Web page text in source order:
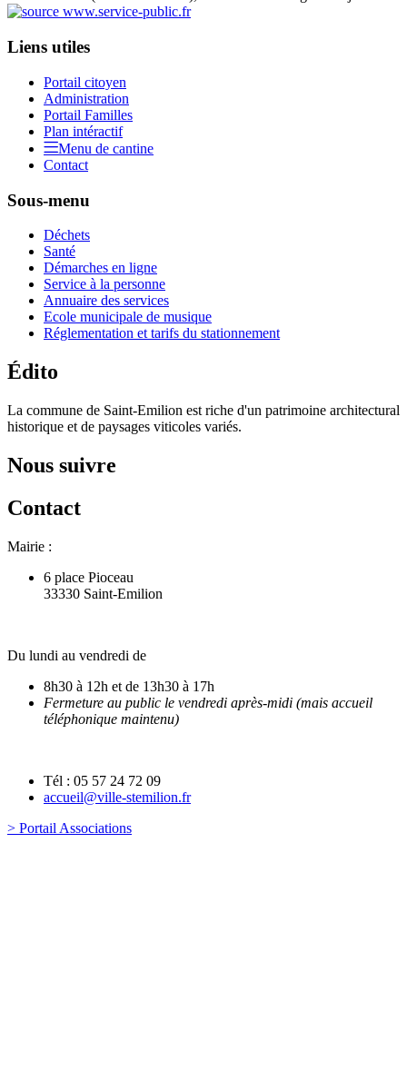
Liens utiles
Portail citoyen
Administration
Portail Familles
Plan intéractif
Menu de cantine
Contact
Sous-menu
Déchets
Santé
Démarches en ligne
Service à la personne
Annuaire des services
Ecole municipale de musique
Réglementation et tarifs du stationnement
Édito
La commune de Saint-Emilion est riche d'un patrimoine architectural
historique et de paysages viticoles variés.
Nous suivre
Contact
Mairie :
6 place Pioceau
33330 Saint-Emilion
Du lundi au vendredi de
8h30 à 12h et de 13h30 à 17h
Fermeture au public le vendredi après-midi (mais accueil
téléphonique maintenu)
Tél : 05 57 24 72 09
accueil@ville-stemilion.fr
> Portail Associations